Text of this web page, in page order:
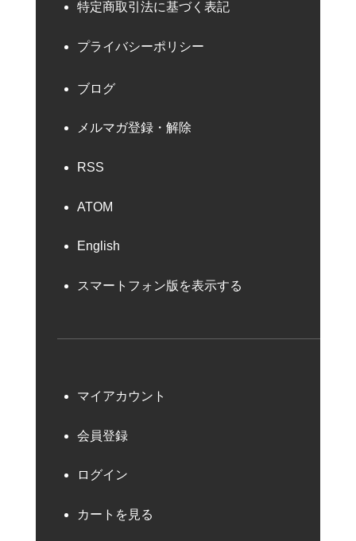
特定商取引法に基づく表記
プライバシーポリシー
ブログ
メルマガ登録・解除
RSS
ATOM
English
スマートフォン版を表示する
マイアカウント
会員登録
ログイン
カートを見る